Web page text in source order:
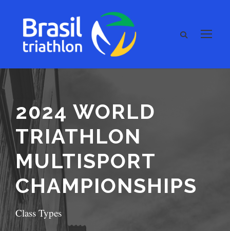
2024 WORLD
TRIATHLON
MULTISPORT
CHAMPIONSHIPS
Class Types